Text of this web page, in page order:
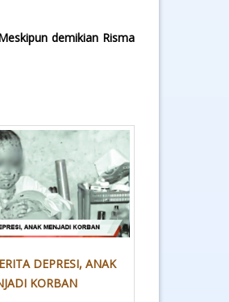
demikian Risma
DEPRESI, ANAK
KORBAN